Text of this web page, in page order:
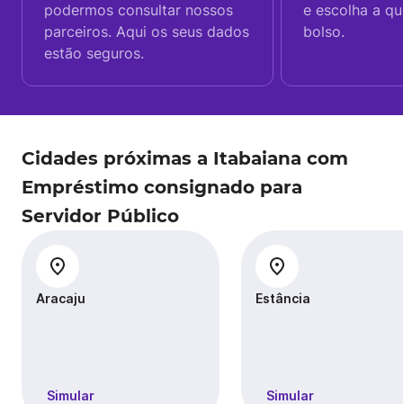
podermos consultar nossos
parceiros. Aqui os seus dados
estão seguros.
e escolha a
bolso.
Cidades próximas a Itabaiana com
Empréstimo consignado para
Servidor Público
Aracaju
Simular
Estância
Simular